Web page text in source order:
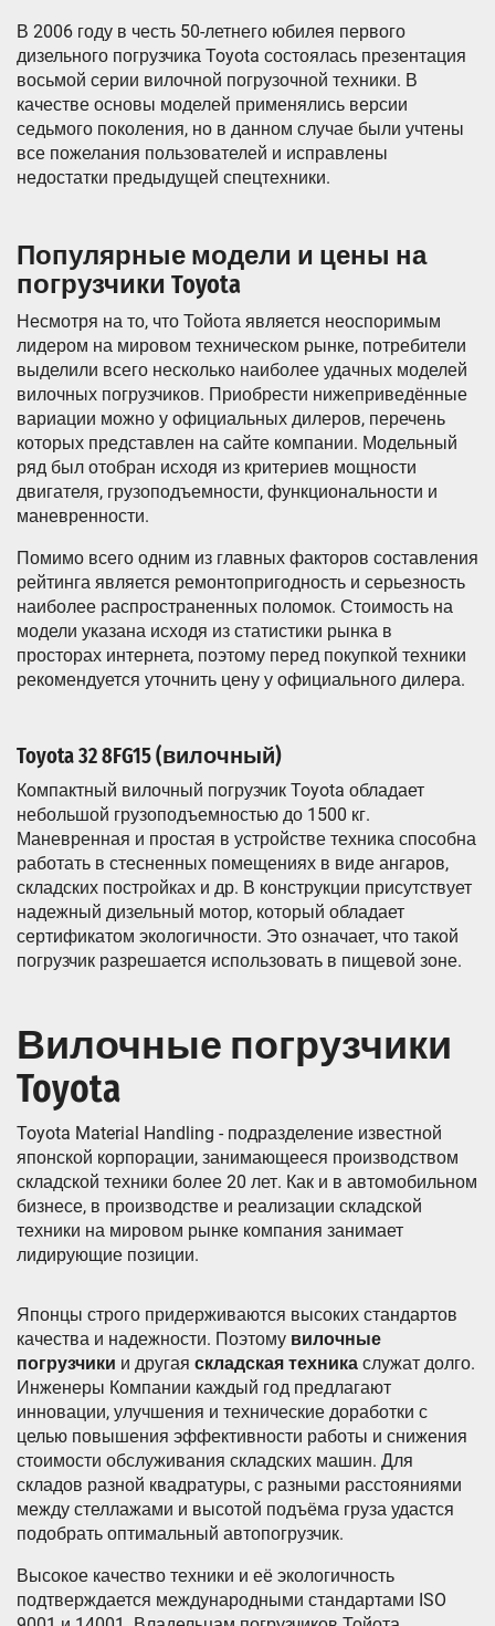
В 2006 году в честь 50-летнего юбилея первого
дизельного погрузчика Toyota состоялась презентация
восьмой серии вилочной погрузочной техники. В
качестве основы моделей применялись версии
седьмого поколения, но в данном случае были учтены
все пожелания пользователей и исправлены
недостатки предыдущей спецтехники.
Популярные модели и цены на
погрузчики Toyota
Несмотря на то, что Тойота является неоспоримым
лидером на мировом техническом рынке, потребители
выделили всего несколько наиболее удачных моделей
вилочных погрузчиков. Приобрести нижеприведённые
вариации можно у официальных дилеров, перечень
которых представлен на сайте компании. Модельный
ряд был отобран исходя из критериев мощности
двигателя, грузоподъемности, функциональности и
маневренности.
Помимо всего одним из главных факторов составления
рейтинга является ремонтопригодность и серьезность
наиболее распространенных поломок. Стоимость на
модели указана исходя из статистики рынка в
просторах интернета, поэтому перед покупкой техники
рекомендуется уточнить цену у официального дилера.
Toyota 32 8FG15 (вилочный)
Компактный вилочный погрузчик Toyota обладает
небольшой грузоподъемностью до 1500 кг.
Маневренная и простая в устройстве техника способна
работать в стесненных помещениях в виде ангаров,
складских постройках и др. В конструкции присутствует
надежный дизельный мотор, который обладает
сертификатом экологичности. Это означает, что такой
погрузчик разрешается использовать в пищевой зоне.
Вилочные погрузчики
Toyota
Toyota Material Handling - подразделение известной
японской корпорации, занимающееся производством
складской техники более 20 лет. Как и в автомобильном
бизнесе, в производстве и реализации складской
техники на мировом рынке компания занимает
лидирующие позиции.
Японцы строго придерживаются высоких стандартов
качества и надежности. Поэтому вилочные
погрузчики и другая складская техника служат долго.
Инженеры Компании каждый год предлагают
инновации, улучшения и технические доработки с
целью повышения эффективности работы и снижения
стоимости обслуживания складских машин. Для
складов разной квадратуры, с разными расстояниями
между стеллажами и высотой подъёма груза удастся
подобрать оптимальный автопогрузчик.
Высокое качество техники и её экологичность
подтверждается международными стандартами ISO